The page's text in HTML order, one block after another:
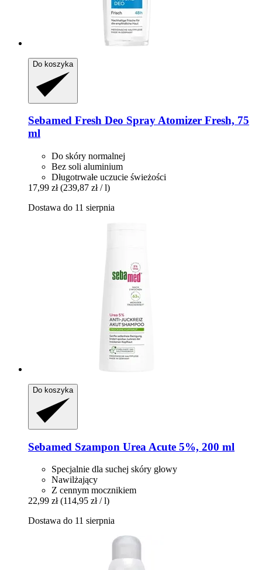
Do koszyka
Sebamed Fresh Deo Spray Atomizer Fresh, 75
ml
Do skóry normalnej
Bez soli aluminium
Długotrwałe uczucie świeżości
17,99 zł (239,87 zł / l)
Dostawa do 11 sierpnia
Do koszyka
Sebamed Szampon Urea Acute 5%, 200 ml
Specjalnie dla suchej skóry głowy
Nawilżający
Z cennym mocznikiem
22,99 zł (114,95 zł / l)
Dostawa do 11 sierpnia